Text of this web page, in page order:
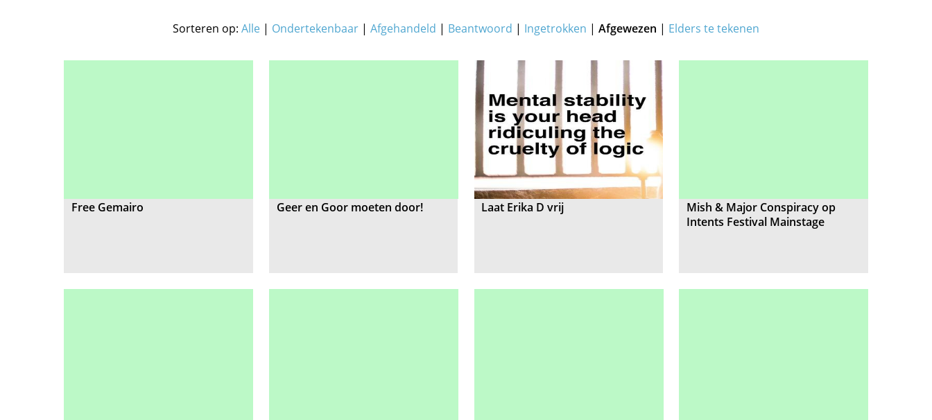
Sorteren op: Alle | Ondertekenbaar | Afgehandeld | Beantwoord | Ingetrokken | Afgewezen | Elders te tekenen
Free Gemairo Geer en Goor moeten door! Laat Erika D vrij
Mish & Major Conspiracy op
Intents Festival Mainstage